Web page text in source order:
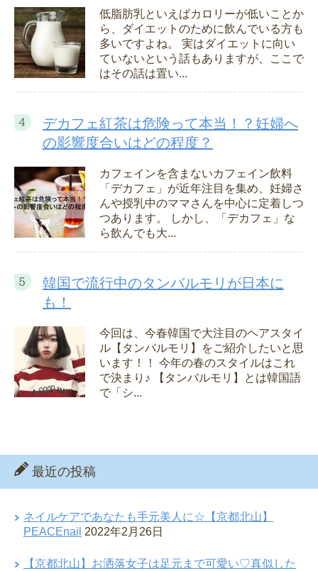
低脂肪乳といえばカロリーが低いことか
ら、ダイエットのために飲んでいる方も
多いですよね。 実はダイエットに向い
ていないという話もありますが、ここで
はその話は置い...
デカフェ紅茶は危険って本当！？妊婦へ
の影響度合いはどの程度？
カフェインを含まないカフェイン飲料
「デカフェ」が近年注目を集め、妊婦さ
んや授乳中のママさんを中心に定着しつ
つあります。 しかし、「デカフェ」な
ら飲んでも大...
韓国で流行中のタンバルモリが日本に
も！
今回は、今春韓国で大注目のヘアスタイ
ル【タンバルモリ】をご紹介したいと思
います！！ 今年の春のスタイルはこれ
で決まり♪ 【タンバルモリ】とは韓国語
で「シ...
最近の投稿
ネイルケアであなたも手元美人に☆【京都北山】
PEACEnail 2022年2月26日
【京都北山】お洒落女子は足元まで可愛い♡真似した